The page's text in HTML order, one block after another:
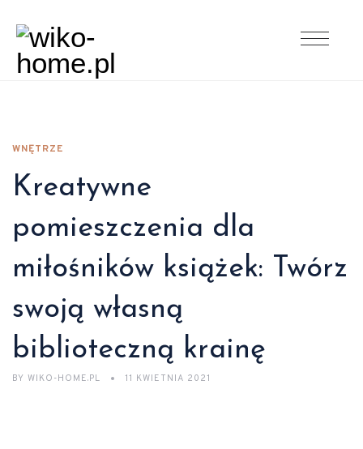
WNĘTRZE
Kreatywne
pomieszczenia dla
miłośników książek: Twórz
swoją własną
biblioteczną krainę
BY WIKO-HOME.PL 11 KWIETNIA 2021